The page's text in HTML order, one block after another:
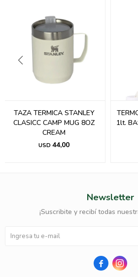
TAZA TERMICA STANLEY
CLASICC CAMP MUG 8OZ
CREAM
USD 44,00
1lt.
Newsletter
¡Suscribite y recibí todas
 